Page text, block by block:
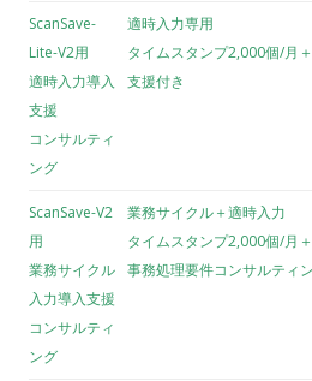
ScanSave-
Lite-V2用
適時入力導入
支援
コンサルティ
ング
適時入力専用
タイムスタンプ2,000個/月
支援付き
ScanSave-V2
用
業務サイクル
入力導入支援
コンサルティ
ング
業務サイクル＋適時入力
タイムスタンプ2,000個/月
事務処理要件コンサルティ